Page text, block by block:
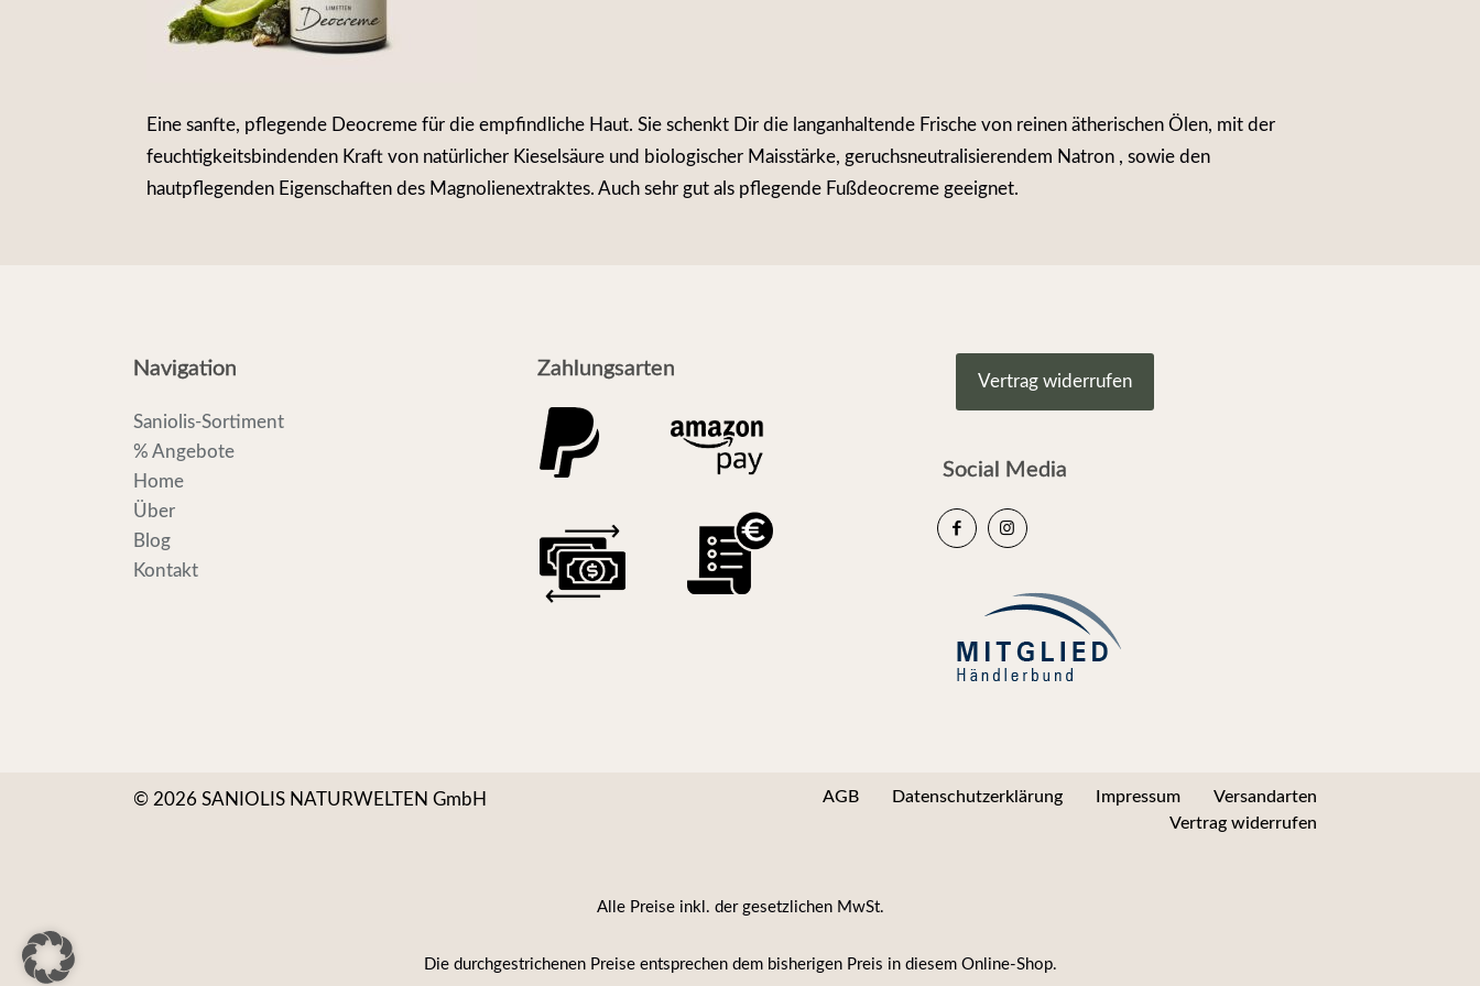
Eine sanfte, pflegende Deocreme für die empfindliche Haut. Sie schenkt Dir die langanhaltende Frische von reinen ätherischen Ölen, mit der
feuchtigkeitsbindenden Kraft von natürlicher Kieselsäure und biologischer Maisstärke, geruchsneutralisierendem Natron , sowie den
hautpflegenden Eigenschaften des Magnolienextraktes. Auch sehr gut als pflegende Fußdeocreme geeignet.
Navigation
Saniolis-Sortiment
% Angebote
Home
Über
Blog
Kontakt
Zahlungsarten
Vertrag widerrufen
Social Media
© 2026 SANIOLIS NATURWELTEN GmbH AGB Datenschutzerklärung Impressum
Versandarten
Vertrag widerrufen
Alle Preise inkl. der gesetzlichen MwSt.
Die durchgestrichenen Preise entsprechen dem bisherigen Preis in diesem Online-Shop.